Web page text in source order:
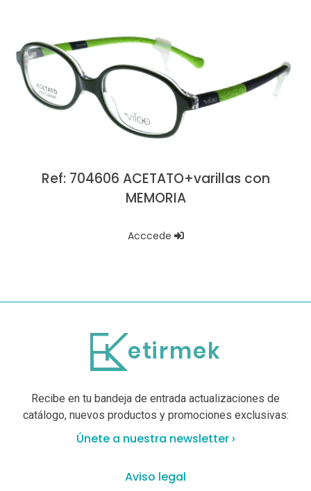
Ref: 704606 ACETATO+varillas con
MEMORIA
Acccede
Recibe en tu bandeja de entrada actualizaciones de
catálogo, nuevos productos y promociones exclusivas:
Únete a nuestra newsletter ›
Aviso legal